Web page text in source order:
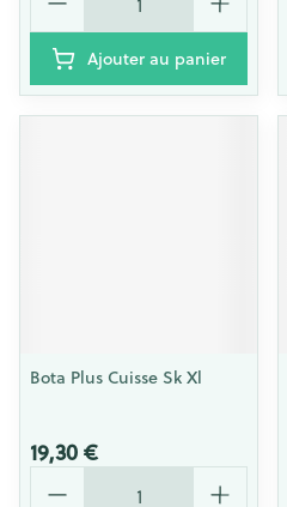
Ajouter au panier
Bota Plus Cuisse Sk Xl
19,30 €
Quantité